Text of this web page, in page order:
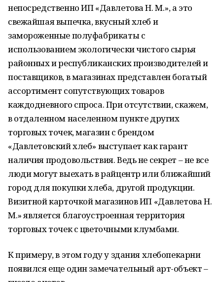
непосредственно ИП «Давлетова Н. М.», а это
свежайшая выпечка, вкусный хлеб и
замороженные полуфабрикаты с
использованием экологически чистого сырья
районных и республиканских производителей и
поставщиков, в магазинах представлен богатый
ассортимент сопутствующих товаров
каждодневного спроса. При отсутствии, скажем,
в отдаленном населенном пункте других
торговых точек, магазин с брендом
«Давлетовский хлеб» выступает как гарант
наличия продовольствия. Ведь не секрет – не все
люди могут выехать в райцентр или ближайший
город для покупки хлеба, другой продукции.
Визитной карточкой магазинов ИП «Давлетова Н.
М.» является благоустроенная территория
торговых точек с цветочными клумбами.
К примеру, в этом году у здания хлебопекарни
появился еще один замечательный арт-объект –